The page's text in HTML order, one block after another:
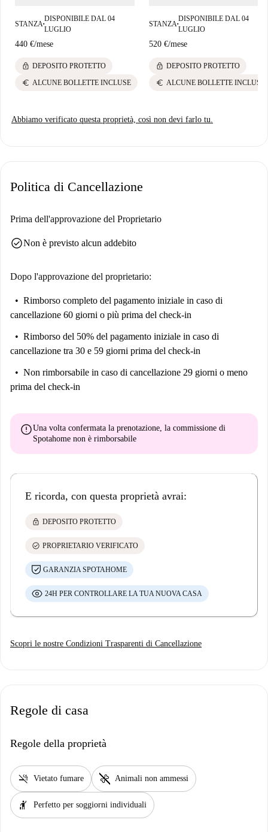
Spotahome!
STANZA ■
DISPONIBILE DAL 04
LUGLIO
440 €/mese
lock DEPOSITO PROTETTO
euro ALCUNE BOLLETTE INCLUSE
STANZA ■
DISPONIBILE DAL 04
LUGLIO
520 €/mese
lock DEPOSITO PROTETTO
euro ALCUNE BOLLETTE INCLUSE
Abbiamo verificato questa proprietà, così non devi farlo tu.
Politica di Cancellazione
Prima dell'approvazione del Proprietario
check_circleNon è previsto alcun addebito
Dopo l'approvazione del proprietario:
Rimborso completo del pagamento iniziale in caso di
cancellazione 60 giorni o più prima del check-in
Rimborso del 50% del pagamento iniziale in caso di
cancellazione tra 30 e 59 giorni prima del check-in
Non rimborsabile in caso di cancellazione 29 giorni o meno
prima del check-in
errorUna volta confermata la prenotazione, la commissione di
Spotahome non è rimborsabile
E ricorda, con questa proprietà avrai:
lock DEPOSITO PROTETTO
check_circle PROPRIETARIO VERIFICATO
GARANZIA SPOTAHOME
24H PER CONTROLLARE LA TUA NUOVA CASA
Scopri le nostre Condizioni Trasparenti di Cancellazione
Regole di casa
Regole della proprietà
smoke_free Vietato fumare pet_supplies Animali non ammessi
hail Perfetto per soggiorni individuali